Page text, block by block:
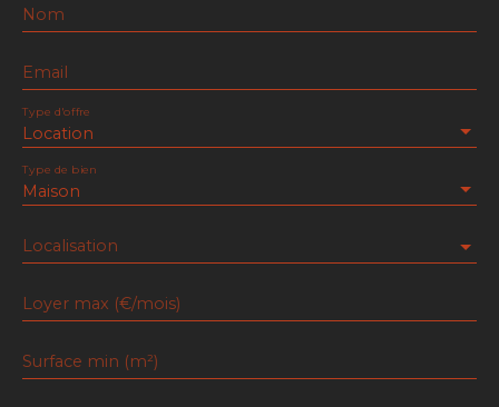
Nom
Email
Location
Type d'offre
Maison
Type de bien
Localisation
Loyer max (€/mois)
Surface min (m²)